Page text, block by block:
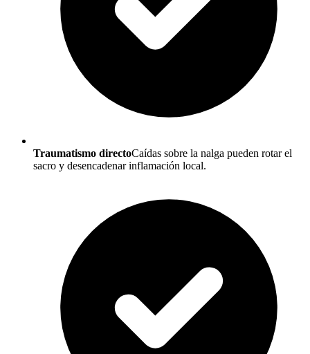
Traumatismo directoCaídas sobre la nalga pueden rotar el
sacro y desencadenar inflamación local.